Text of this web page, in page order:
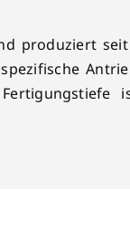
produziert